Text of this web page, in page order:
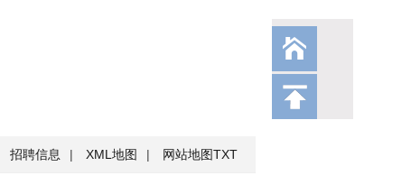
招聘信息 | XML地图 | 网站地图TXT